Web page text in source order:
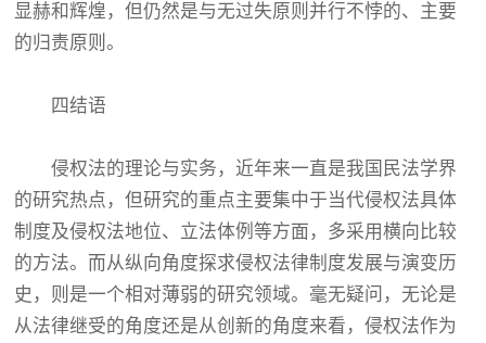
显赫和辉煌，但仍然是与无过失原则并行不悖的、主要
的归责原则。
四结语
侵权法的理论与实务，近年来一直是我国民法学界
的研究热点，但研究的重点主要集中于当代侵权法具体
制度及侵权法地位、立法体例等方面，多采用横向比较
的方法。而从纵向角度探求侵权法律制度发展与演变历
史，则是一个相对薄弱的研究领域。毫无疑问，无论是
从法律继受的角度还是从创新的角度来看，侵权法作为